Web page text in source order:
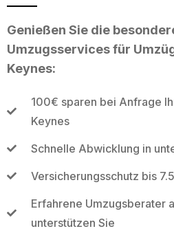
Genießen Sie die
Umzugsservices für
Keynes:
100€ sparen bei Anfrage
Keynes
Schnelle Abwicklung in
Versicherungsschutz bis
Erfahrene Umzugsberater
unterstützen Sie